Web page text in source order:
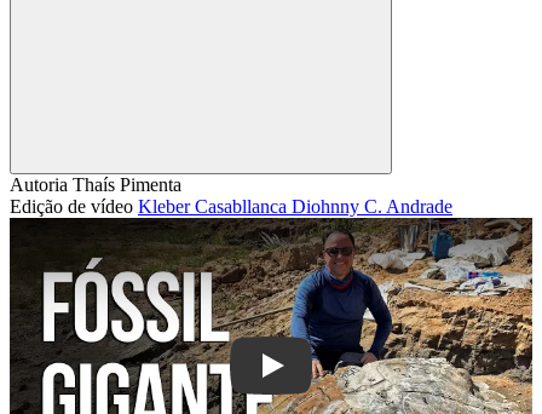
Compartilhar
Autoria Thaís Pimenta
Edição de vídeo Kleber Casabllanca Diohnny C. Andrade
Play